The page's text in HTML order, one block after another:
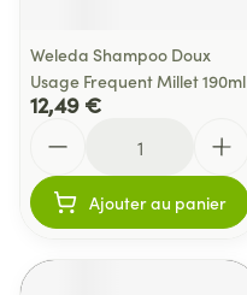
Weleda Shampoo Doux
Usage Frequent Millet 190ml
12,49 €
Ajouter au panier